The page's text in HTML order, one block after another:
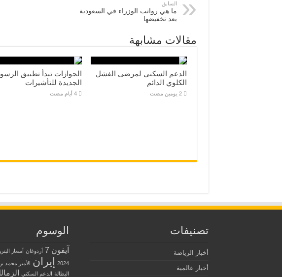
السابق
ما هي رواتب الوزراء في السعودية
بعد تخفيضها
مقالات مشابهة
الدعم السكني لمرضى الفشل
الكلوي الدائم
‏2 يومين مضت
الجوازات تبدأ تطبيق
الجديدة للتأشيرات
‏4 أيام مضت
تصنيفات
أخبار الرياضة
أخبار عالمية
الوسوم
آيفون 7 أردوغان أسعار
2024 إيران الأمير محمد
البطالة الدعم السكني